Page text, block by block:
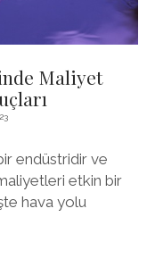
Maliyet
endüstridir ve
etkin bir
hava yolu